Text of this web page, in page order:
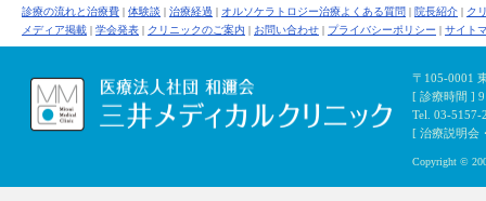
診療の流れと治療費 | 体験談 | 治療経過 | オルソケラトロジー治療よくある質問 | 院長紹介 | ク
メディア掲載 | 学会発表 | クリニックのご案内 | お問い合わせ | プライバシーポリシー | サイト
〒105-0001
[ 診療時間 ]
Tel. 03-5157-
[ 治療説明会
Copyright ©